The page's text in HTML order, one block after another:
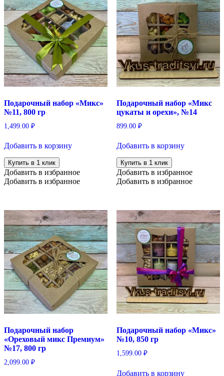
Подарочный набор «Микс»
№11, 800 гр
1,499.00 ₽
Добавить в корзину
Купить в 1 клик
Добавить в избранное
Добавить в избранное
Подарочный набор «Микс
цукаты и орехи», №14
899.00 ₽
Добавить в корзину
Купить в 1 клик
Добавить в избранное
Добавить в избранное
Подарочный набор
«Ореховый микс Премиум»
№17, 800 гр
2,099.00 ₽
Подарочный набор «Микс»
№10, 850 гр
1,599.00 ₽
Добавить в корзину